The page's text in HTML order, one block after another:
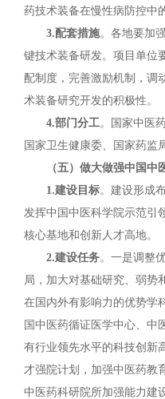
药技术装备在慢性病防控中
3.配套措施。各地要加
键技术装备研发。项目单位
配制度，完善激励机制，调
术装备研究开发的积极性。
4.部门分工。国家中医
国家卫生健康委、国家药监
（五）做大做强中国中
1.建设目标。建设形成
发挥中国中医科学院示范引
核心基地和创新人才高地。
2.建设任务。一是调整
局，加大对基础研究、弱势
在国内外有影响力的优势学
国中医药循证医学中心、中
有行业领先水平的科技创新
才强院计划，加强中医药教
中医药科研院所加强能力建